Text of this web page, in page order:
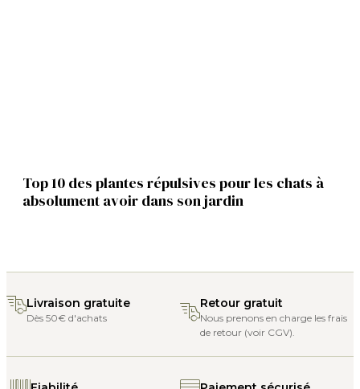
Top 10 des plantes répulsives pour les chats à
absolument avoir dans son jardin
Livraison gratuite
Dès 50€ d'achats
Retour gratuit
Nous prenons en charge les frais
de retour (voir CGV).